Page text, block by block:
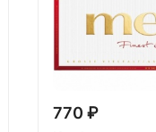
770 ₽